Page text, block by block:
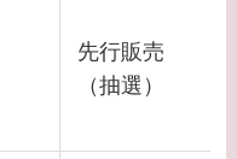
先行販売
（抽選）